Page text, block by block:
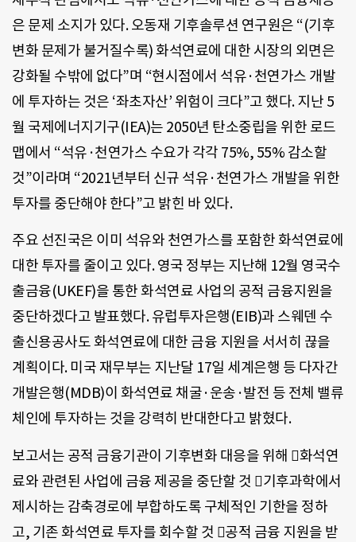
은 문제 소지가 있다. 오동재 기후솔루션 연구원은 “(기후
변화 문제가 불거질수록) 화석연료에 대한 시장의 외면은
강화될 수밖에 없다”며 “현시점에서 석유·천연가스 개발
에 투자하는 것은 ‘좌초자산’ 위험이 크다”고 했다. 지난 5
월 국제에너지기구(IEA)는 2050년 탄소중립을 위한 로드
맵에서 “석유·천연가스 수요가 각각 75%, 55% 감소할
것”이라며 “2021년부터 신규 석유·천연가스 개발을 위한
투자를 중단해야 한다”고 밝힌 바 있다.
주요 선진국은 이미 석유와 천연가스를 포함한 화석연료에
대한 투자를 줄이고 있다. 영국 정부는 지난해 12월 영국수
출금융(UKEF)을 통한 화석연료 사업의 공적 금융지원을
중단하겠다고 발표했다. 유럽투자은행(EIB)과 스웨덴 수
출신용공사도 화석연료에 대한 금융 지원을 서서히 끊을
계획이다. 미국 재무부는 지난달 17일 세계은행 등 다자간
개발은행(MDB)이 화석연료 채굴·운송·발전 등 전체 밸류
체인에 투자하는 것을 강력히 반대한다고 밝혔다.
보고서는 공적 금융기관이 기후변화 대응을 위해 화석연
료와 관련된 사업에 금융 제공을 중단할 것 기후과학에서
제시하는 감축경로에 부합하도록 구체적인 기한을 정하
고, 기존 화석연료 투자를 회수할 것 공적 금융 지원을 받